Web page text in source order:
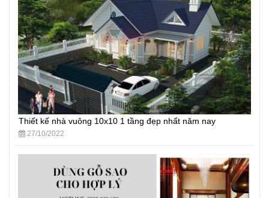
Thiết kế nhà vuông 10x10 1 tầng đẹp nhất năm nay
27/10/2022